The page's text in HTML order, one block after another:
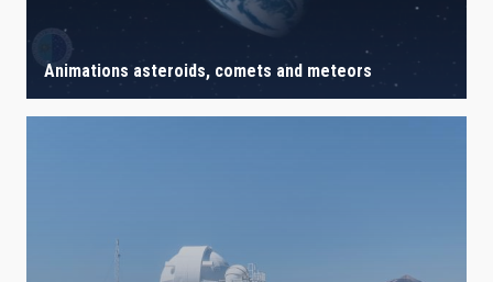
ASTROPHYSICAL
Animations asteroids, comets and meteors